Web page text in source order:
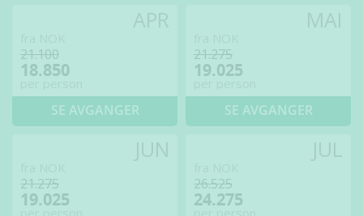
21.100
18.850
SE AVGANGER
21.275
19.025
SE AVGANGER
21.275
19.025
26.525
24.275